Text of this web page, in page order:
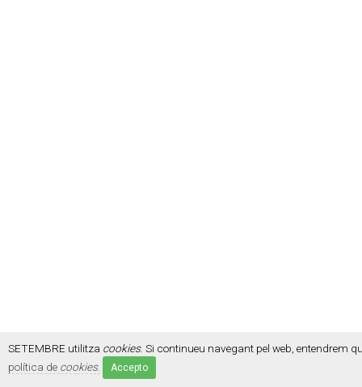
SETEMBRE utilitza cookies. Si continueu navegant pel web, entendrem
política de cookies. Accepto